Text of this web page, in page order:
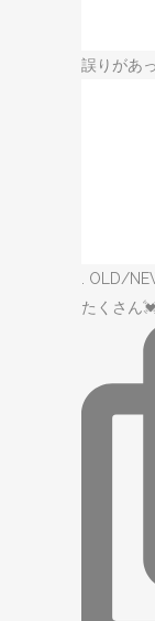
誤りがあ
. OLD/
たくさん